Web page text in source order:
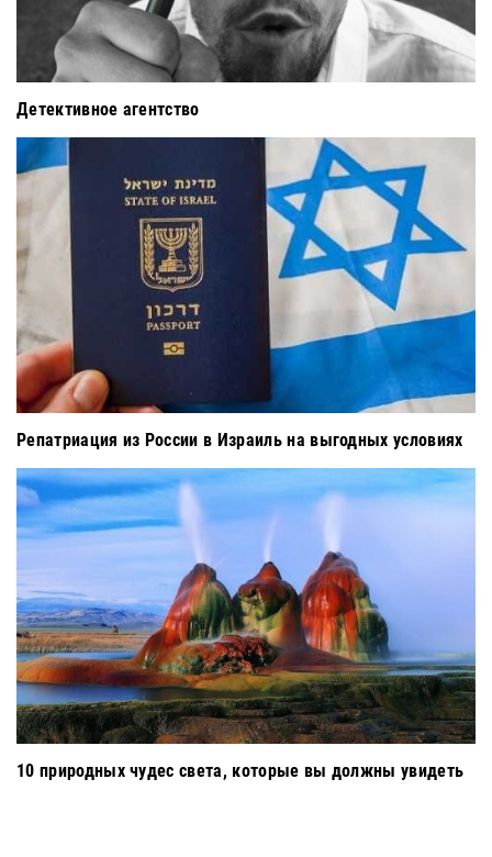
Детективное агентство
Репатриация из России в Израиль на выгодных условиях
10 природных чудес света, которые вы должны увидеть